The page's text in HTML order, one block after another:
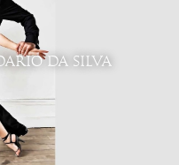
DA SILVA